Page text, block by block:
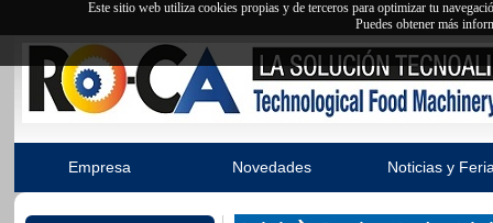
Este sitio web utiliza cookies propias y de terceros para optimizar tu
Puedes obtener más
Empresa Novedades Noticias y